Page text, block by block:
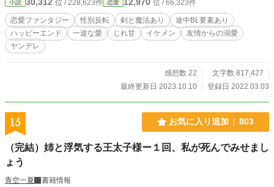
かりだった彼のために──。 ゲームの中で幼い頃から続く
不幸な人生を呪い、高貴な生命と引き換えにラスボスを復活
させてしまう悲劇の脇役、ドラコニス公爵家のアルファル
ド。 ミラは性別を反転できるロストアイテムを手に入
分…全てを偽り、貴方を幸せにしてみせます！！ 周りを振
り回す破天荒な主人公ミラと、彼女（彼）に翻弄される無気
力な悪役公爵の恋愛ファンタジー。 【旧 転生令嬢は悪役公
爵を救いたい！〜ラスボス復活を阻止して、推しのハッピー
エンドをつかみ取れ〜 】 ※ストックがなくなり次第ノロノ
ロ更新になるのでご了承下さい。 ※RPG要素はそこまでない
Ｌ要素はありますが、ＢＬではありません。主人公の性別が
で頂けると思います。最終的にはまた変わる予定です。 ※フ
小説 位 / 228,623件 恋愛 位 / 66,323件
恋愛ファンタジー 性別反転 剣と魔法あり
途中BL要素あり
ハッピーエンド
一途な愛 じれ甘 イケメン
友情からの溺愛
ヤンデレ
感想数 22
文字数 817,427
最終更新日 2023.10.10
登録日 2022.03.03
15 お気に入り追加 803
（完結）姉と浮気する王太子様ー１回、私が死んでみせまし
ょう
青空一夏
書籍情報